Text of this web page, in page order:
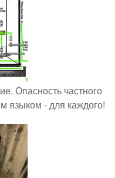
Опасность частного
языком - для каждого!